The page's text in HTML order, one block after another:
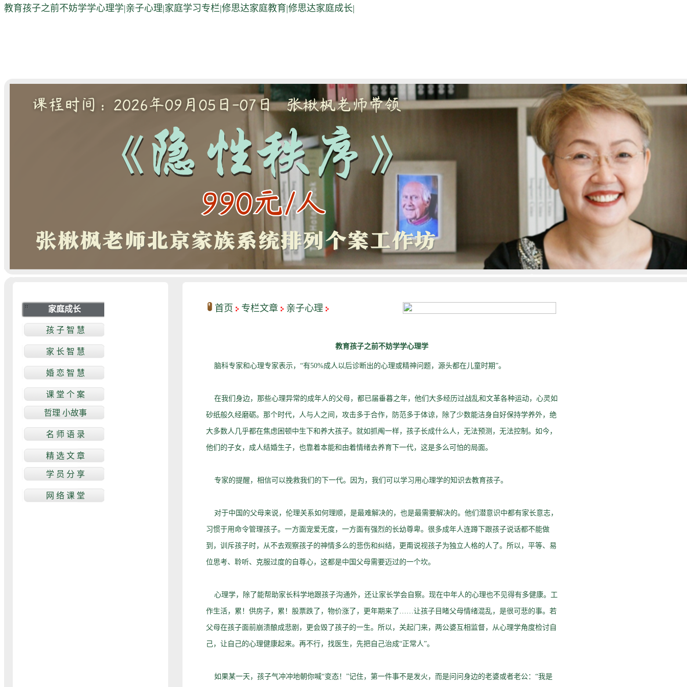
教育孩子之前不妨学学心理学|亲子心理|家庭学习专栏|修思达家庭教育|修思达家庭成长|
首页 专栏文章 亲子心理
教育孩子之前不妨学学心理学
脑科专家和心理专家表示，“有50%成人以后诊断出的心理或精神问题，源头都在儿童时期”。
在我们身边，那些心理异常的成年人的父母，都已届垂暮之年，他们大多经历过战乱和文革各种运动，心灵如
砂纸般久经磨砺。那个时代，人与人之间，攻击多于合作，防范多于体谅，除了少数能洁身自好保持学养外，绝
大多数人几乎都在焦虑困顿中生下和养大孩子。就如抓阄一样，孩子长成什么人，无法预测，无法控制。如今，
他们的子女，成人结婚生子，也靠着本能和由着情绪去养育下一代，这是多么可怕的局面。
专家的提醒，相信可以挽救我们的下一代。因为，我们可以学习用心理学的知识去教育孩子。
对于中国的父母来说，伦理关系如何理顺，是最难解决的，也是最需要解决的。他们潜意识中都有家长意志，
习惯于用命令管理孩子。一方面宠爱无度，一方面有强烈的长幼尊卑。很多成年人连蹲下跟孩子说话都不能做
到，训斥孩子时，从不去观察孩子的神情多么的悲伤和纠结，更甭说视孩子为独立人格的人了。所以，平等、易
位思考、聆听、克服过度的自尊心，这都是中国父母需要迈过的一个坎。
心理学，除了能帮助家长科学地跟孩子沟通外，还让家长学会自察。现在中年人的心理也不见得有多健康。工
作生活，累！供房子，累！股票跌了，物价涨了，更年期来了……让孩子目睹父母情绪混乱，是很可悲的事。若
父母在孩子面前崩溃酿成悲剧，更会毁了孩子的一生。所以，关起门来，两公婆互相监督，从心理学角度检讨自
己，让自己的心理健康起来。再不行，找医生，先把自己治成“正常人”。
如果某一天，孩子气冲冲地朝你喊“变态！”记住，第一件事不是发火，而是问问身边的老婆或者老公：“我是